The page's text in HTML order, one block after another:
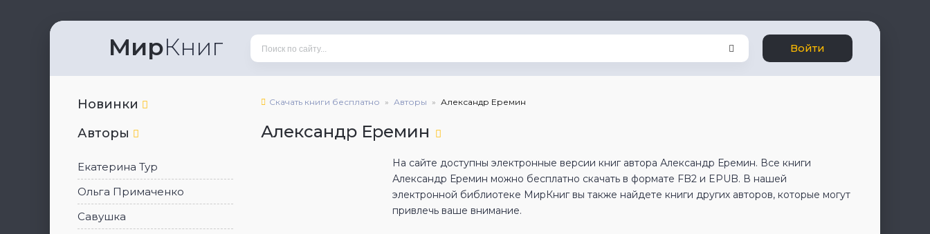
МирКниг Войти
Новинки
Авторы
Екатерина Тур
Ольга Примаченко
Савушка
Скачать книги бесплатно Авторы Александр Еремин
Александр Еремин
На сайте доступны электронные версии книг автора Александр Еремин. Все книги
Александр Еремин можно бесплатно скачать в формате FB2 и EPUB. В нашей
электронной библиотеке МирКниг вы также найдете книги других авторов, которые могут
привлечь ваше внимание.